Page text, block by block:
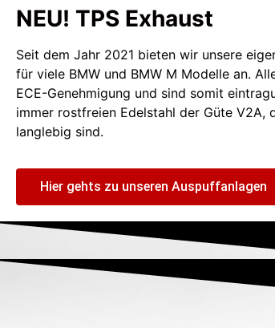
NEU! TPS Exhaust
Seit dem Jahr 2021 bieten wir unsere
für viele BMW und BMW M Modelle an.
ECE-Genehmigung und sind somit
immer rostfreien Edelstahl der Güte V2A,
langlebig sind.
Hier gehts zu unseren Auspuffanlagen